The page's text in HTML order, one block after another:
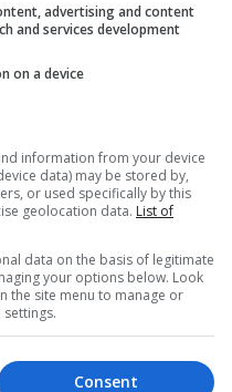
tha se është kundër
advertising and content
and services development
on a device
information from your device
data) may be stored by,
or used specifically by this
geolocation data. List of
data on the basis of legitimate
your options below. Look
the site menu to manage or
Consent